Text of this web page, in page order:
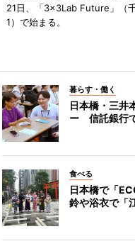
21日、「3×3Lab Future」（
1）で始まる。
暮らす・働く
日本橋・三井
ー 信託銀行
食べる
日本橋で「
鈴や浴衣で「